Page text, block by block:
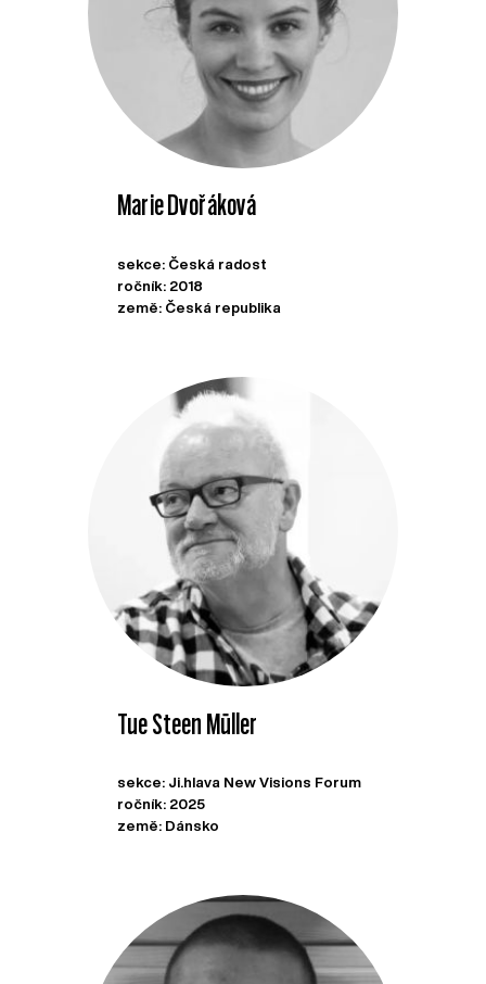
Marie Dvořáková
sekce: Česká radost
ročník: 2018
země: Česká republika
Tue Steen Müller
sekce: Ji.hlava New Visions Forum
ročník: 2025
země: Dánsko